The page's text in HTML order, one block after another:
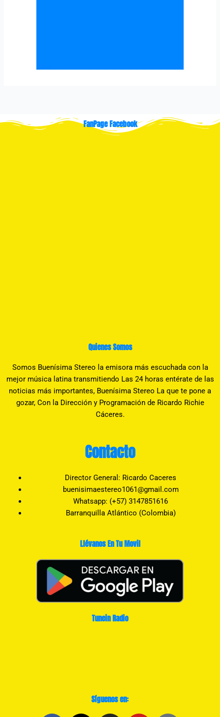
FanPage Facebook
Quienes Somos
Somos Buenísima Stereo la emisora más escuchada con la
mejor música latina transmitiendo Las 24 horas entérate de las
noticias más importantes, Buenísima Stereo La que te pone a
gozar, Con la Dirección y Programación de Ricardo Richie
Cáceres.
Contacto
Director General: Ricardo Caceres
buenisimaestereo1061@gmail.com
Whatsapp: (+57) 3147851616
Barranquilla Atlántico (Colombia)
Llévanos En Tu Movil
Tunein Radio
Síguenos en: